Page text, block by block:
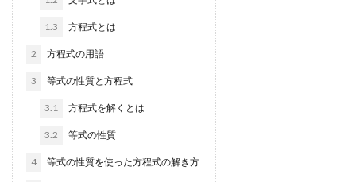
1.3 方程式とは
2 方程式の用語
3 等式の性質と方程式
3.1 方程式を解くとは
3.2 等式の性質
4 等式の性質を使った方程式の解き方